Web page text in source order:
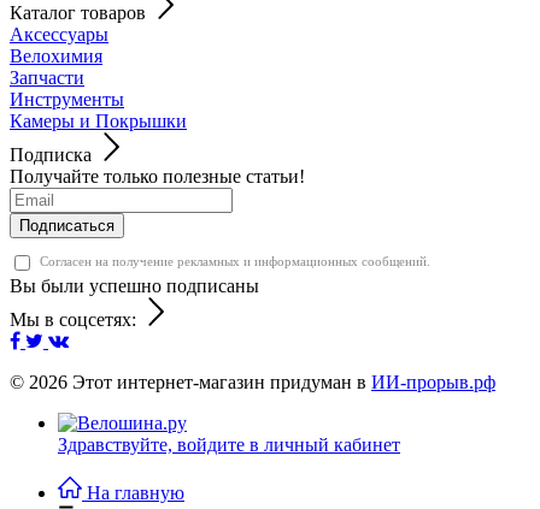
Каталог товаров
Аксессуары
Велохимия
Запчасти
Инструменты
Камеры и Покрышки
Подписка
Получайте только полезные статьи!
Подписаться
Согласен на получение рекламных и информационных сообщений.
Вы были успешно подписаны
Мы в соцсетях:
© 2026 Этот интернет-магазин придуман в ИИ-прорыв.рф
Здравствуйте, войдите в личный кабинет
На главную